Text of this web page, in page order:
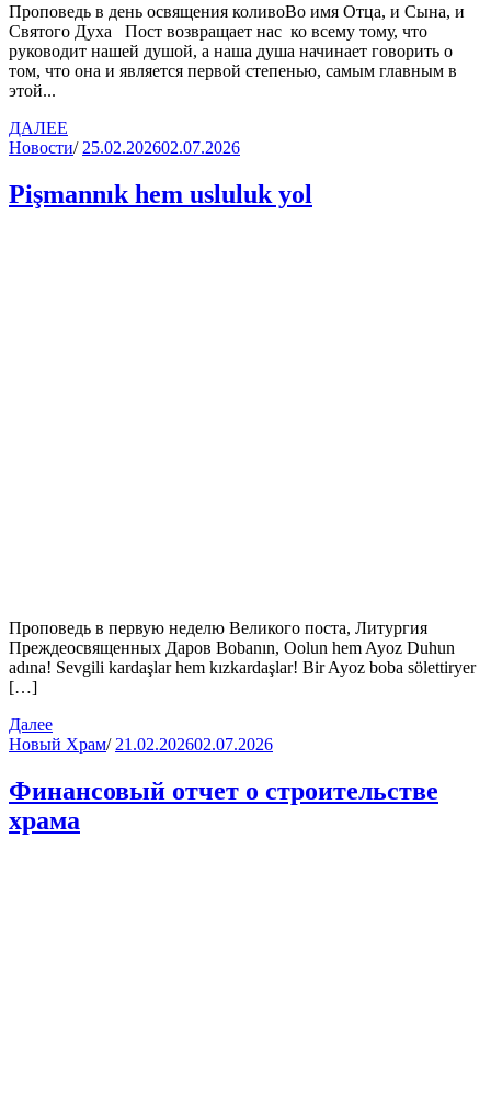
Проповедь в день освящения коливоВо имя Отца, и Сына, и
Святого Духа Пост возвращает нас ко всему тому, что
руководит нашей душой, а наша душа начинает говорить о
том, что она и является первой степенью, самым главным в
этой...
ДАЛЕЕ
Новости/ 25.02.202602.07.2026
Pişmannık hem usluluk yol
Проповедь в первую неделю Великого поста, Литургия
Преждеосвященных Даров Bobanın, Oolun hem Ayoz Duhun
adına! Sevgili kardaşlar hem kızkardaşlar! Bir Ayoz boba sölettiryer
[…]
Далее
Новый Храм/ 21.02.202602.07.2026
Финансовый отчет о строительстве
храма